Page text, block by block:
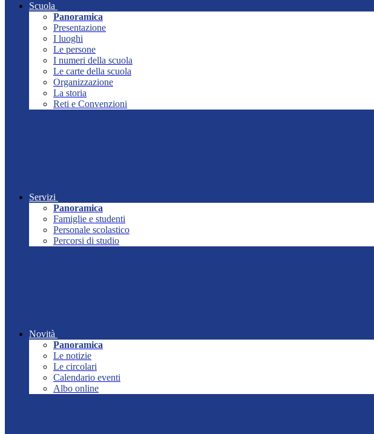
Scuola
Panoramica
Presentazione
I luoghi
Le persone
I numeri della scuola
Le carte della scuola
Organizzazione
La storia
Reti e Convenzioni
Servizi
Panoramica
Famiglie e studenti
Personale scolastico
Percorsi di studio
Novità
Panoramica
Le notizie
Le circolari
Calendario eventi
Albo online